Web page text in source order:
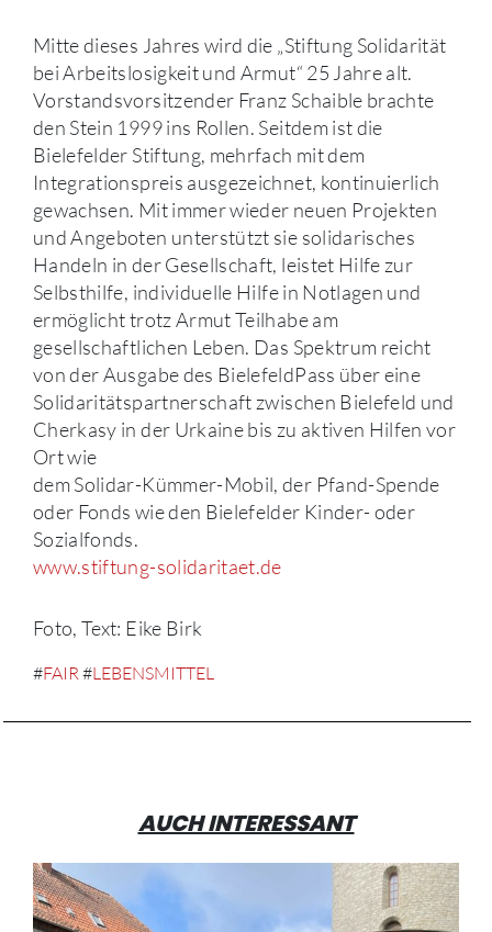
Mitte dieses Jahres wird die „Stiftung Solidarität
bei Arbeitslosigkeit und Armut“ 25 Jahre alt.
Vorstandsvorsitzender Franz Schaible brachte
den Stein 1999 ins Rollen. Seitdem ist die
Bielefelder Stiftung, mehrfach mit dem
Integrationspreis ausgezeichnet, kontinuierlich
gewachsen. Mit immer wieder neuen Projekten
und Angeboten unterstützt sie solidarisches
Handeln in der Gesellschaft, leistet Hilfe zur
Selbsthilfe, individuelle Hilfe in Notlagen und
ermöglicht trotz Armut Teilhabe am
gesellschaftlichen Leben. Das Spektrum reicht
von der Ausgabe des BielefeldPass über eine
Solidaritätspartnerschaft zwischen Bielefeld und
Cherkasy in der Urkaine bis zu aktiven Hilfen vor
Ort wie
dem Solidar-Kümmer-Mobil, der Pfand-Spende
oder Fonds wie den Bielefelder Kinder- oder
Sozialfonds.
www.stiftung-solidaritaet.de
Foto, Text: Eike Birk
#FAIR #LEBENSMITTEL
AUCH INTERESSANT